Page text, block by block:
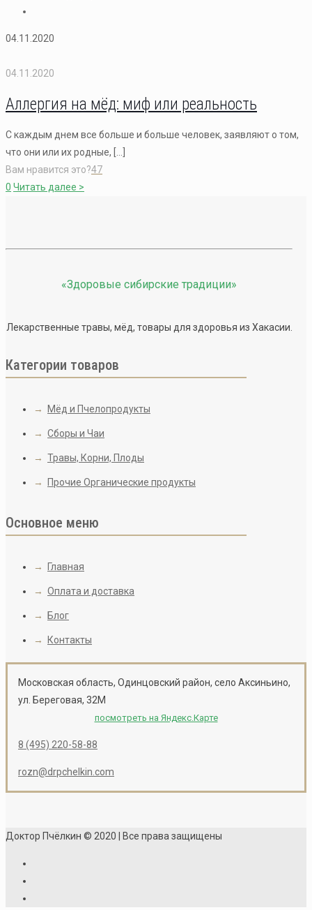
04.11.2020
04.11.2020
Аллергия на мёд: миф или реальность
С каждым днем все больше и больше человек, заявляют о том,
что они или их родные,
Вам нравится это?47
0 Читать далее >
«Здоровые сибирские традиции»
Лекарственные травы, мёд, товары для здоровья из Хакасии.
Категории товаров
→ Мёд и Пчелопродукты
→ Сборы и Чаи
→ Травы, Корни, Плоды
→ Прочие Органические продукты
Основное меню
→ Главная
→ Оплата и доставка
→ Блог
→ Контакты
Московская область, Одинцовский район, село Аксиньино,
ул. Береговая, 32М
посмотреть на Яндекс.Карте
8 (495) 220-58-88
rozn@drpchelkin.com
Доктор Пчёлкин © 2020 | Все права защищены